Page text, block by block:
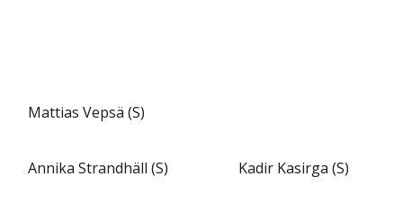
Mattias Vepsä (S)
Annika Strandhäll (S) Kadir Kasirga (S)